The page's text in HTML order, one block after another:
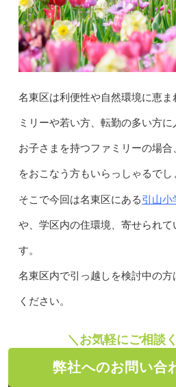
名東区は利便性や自然環境に恵
ミリーや若い方、転勤の多い方に
お子さまを持つファミリーの場
をおこなう方もいらっしゃるでし
そこで今回は名東区にある引山小
や、学区内の住環境、寄せられて
す。
名東区内で引っ越しを検討中の
ください。
＼お気軽にご相談
弊社へのお問い合